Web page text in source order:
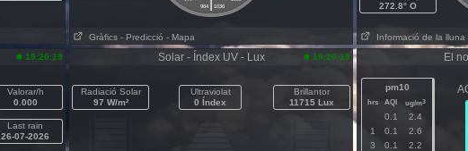
|
964 1036
Gràfics - Predicció - Mapa
272.8° O
Informació de la lluna
19:20:19
Valorar/h
0.000
Last rain
26-07-2026
Solar - Índex UV - Lux 19:20:19
Radiació Solar
97 W/m²
Ultraviolat
0 Índex
Brillantor
11715 Lux
El
pm10
hrs AQI ug/m3
0.1
2.4
1
0.1
2.6
3
0.1
2.2